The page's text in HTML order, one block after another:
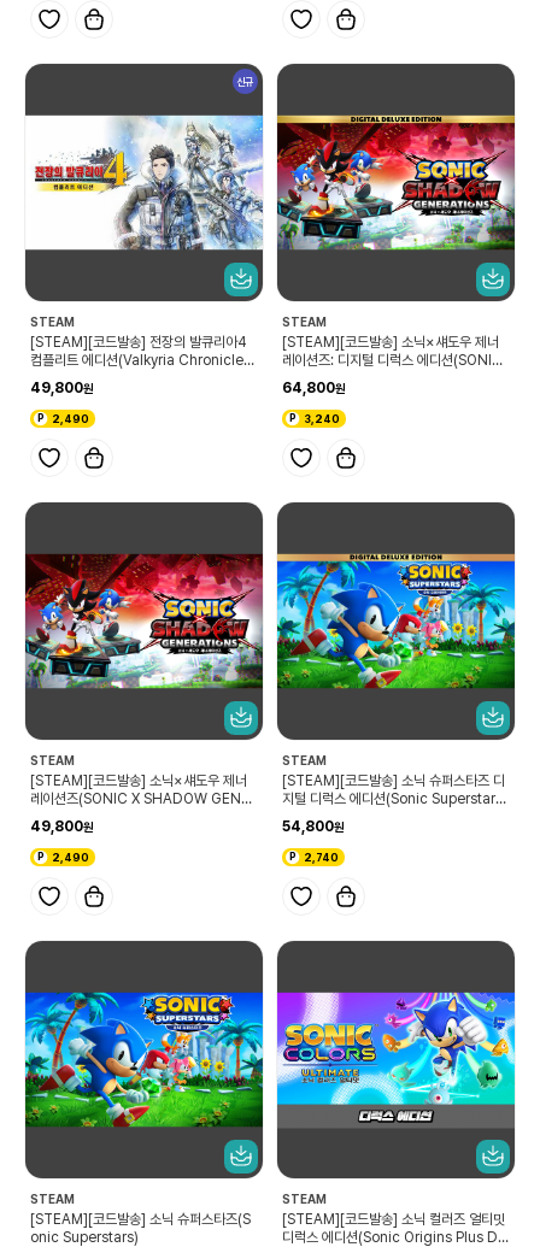
신규
STEAM
[STEAM][코드발송] 전장의 발큐리아4
컴플리트 에디션(Valkyria Chronicles
49,800
2,490
STEAM
[STEAM][코드발송] 소닉×섀도우 제너
레이션즈: 디지털 디럭스 에디션(SONIC
Deluxe Edition)
64,800
3,240
STEAM
[STEAM][코드발송] 소닉×섀도우 제너
레이션즈(SONIC X SHADOW GENER
49,800
2,490
STEAM
[STEAM][코드발송] 소닉 슈퍼스타즈 디
지털 디럭스 에디션(Sonic Superstars
54,800
2,740
STEAM
[STEAM][코드발송] 소닉 슈퍼스타즈(S
onic Superstars)
STEAM
[STEAM][코드발송] 소닉 컬러즈 얼티밋
디럭스 에디션(Sonic Origins Plus Del